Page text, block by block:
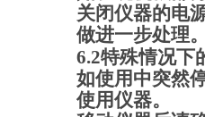
关闭仪器的电
做进一步处理
6.2特殊情况下
如使用中突然
使用仪器。